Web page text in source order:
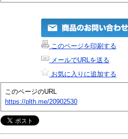
このページを印刷する
メールでURLを送る
お気に入りに追加する
このページのURL
https://plth.me/20902530